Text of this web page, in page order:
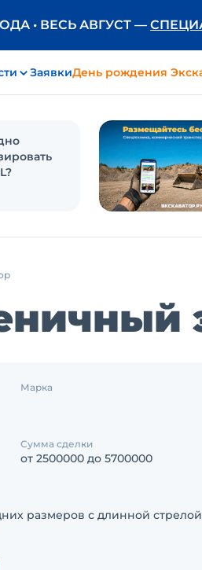
• ВЕСЬ АВГУСТ —
ЗаявкиДень рождения
Марка
Сумма сделки
от 2500000 до 5700000
размеров с длинной